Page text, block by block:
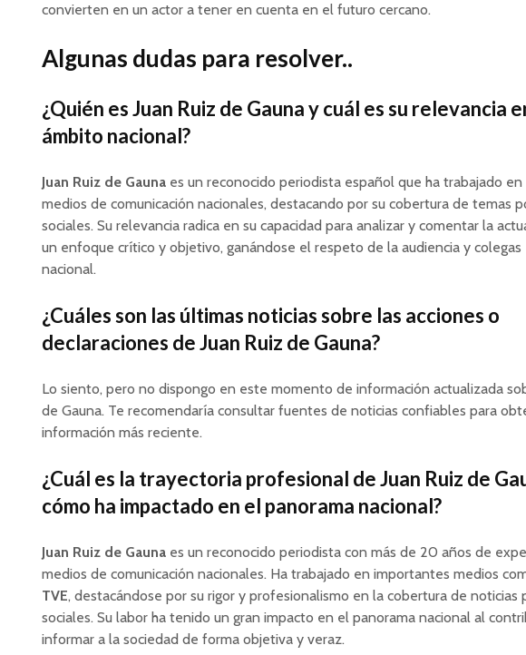
convierten en un actor a tener en cuenta en el futuro cercano.
Algunas dudas para resolver..
¿Quién es Juan Ruiz de Gauna y cuál es su relevancia
ámbito nacional?
Juan Ruiz de Gauna es un reconocido periodista español que ha trabajado en
medios de comunicación nacionales, destacando por su cobertura de temas
sociales. Su relevancia radica en su capacidad para analizar y comentar la
un enfoque crítico y objetivo, ganándose el respeto de la audiencia y
nacional.
¿Cuáles son las últimas noticias sobre las acciones o
declaraciones de Juan Ruiz de Gauna?
Lo siento, pero no dispongo en este momento de información actualizada
de Gauna. Te recomendaría consultar fuentes de noticias confiables para
información más reciente.
¿Cuál es la trayectoria profesional de Juan Ruiz de
cómo ha impactado en el panorama nacional?
Juan Ruiz de Gauna es un reconocido periodista con más de 20 años de
medios de comunicación nacionales. Ha trabajado en importantes medios
TVE, destacándose por su rigor y profesionalismo en la cobertura de noticias
sociales. Su labor ha tenido un gran impacto en el panorama nacional al
informar a la sociedad de forma objetiva y veraz.